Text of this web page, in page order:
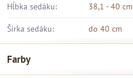
Hĺbka sedáku: 38,1 - 40 cm
Šírka sedáku: do 40 cm
Farby